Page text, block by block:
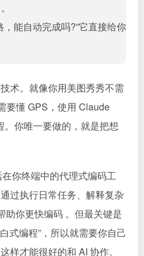
，能自动完成吗?”它直接给你
术。就像你用美图秀秀不需
要懂 GPS，使用 Claude
你唯一要做的，就是把想
你终端中的代理式编码工
过执行日常任务、解释复杂
助你更快编码 。但最关键是
式编程”，所以就需要你自己
样才能很好的和 AI 协作。